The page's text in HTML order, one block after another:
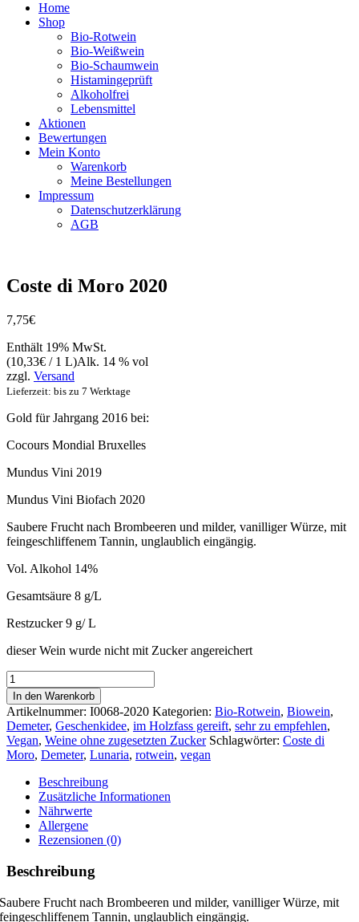
Home
Shop
Bio-Rotwein
Bio-Weißwein
Bio-Schaumwein
Histamingeprüft
Alkoholfrei
Lebensmittel
Aktionen
Bewertungen
Mein Konto
Warenkorb
Meine Bestellungen
Impressum
Datenschutzerklärung
AGB
Coste di Moro 2020
7,75€
Enthält 19% MwSt.
(10,33€ / 1 L)Alk. 14 % vol
zzgl. Versand
Lieferzeit: bis zu 7 Werktage
Gold für Jahrgang 2016 bei:
Cocours Mondial Bruxelles
Mundus Vini 2019
Mundus Vini Biofach 2020
Saubere Frucht nach Brombeeren und milder, vanilliger Würze, mit
feingeschliffenem Tannin, unglaublich eingängig.
Vol. Alkohol 14%
Gesamtsäure 8 g/L
Restzucker 9 g/ L
dieser Wein wurde nicht mit Zucker angereichert
Coste
di
Moro
2020
Menge
In den Warenkorb
Artikelnummer: I0068-2020 Kategorien: Bio-Rotwein, Biowein,
Demeter, Geschenkidee, im Holzfass gereift, sehr zu empfehlen,
Vegan, Weine ohne zugesetzten Zucker Schlagwörter: Coste di
Moro, Demeter, Lunaria, rotwein, vegan
Beschreibung
Zusätzliche Informationen
Nährwerte
Allergene
Rezensionen (0)
Beschreibung
Saubere Frucht nach Brombeeren und milder, vanilliger Würze, mit
feingeschliffenem Tannin, unglaublich eingängig.